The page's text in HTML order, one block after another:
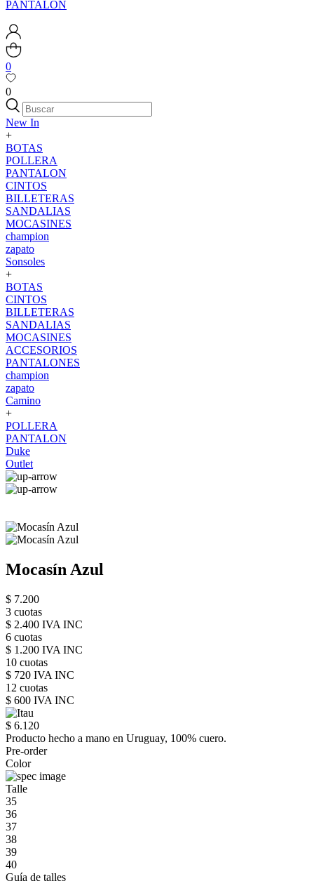
PANTALON
0
0
New In
+
BOTAS
POLLERA
PANTALON
CINTOS
BILLETERAS
SANDALIAS
MOCASINES
champion
zapato
Sonsoles
+
BOTAS
CINTOS
BILLETERAS
SANDALIAS
MOCASINES
ACCESORIOS
PANTALONES
champion
zapato
Camino
+
POLLERA
PANTALON
Duke
Outlet
Mocasín Azul
$ 7.200
3 cuotas
$ 2.400 IVA INC
6 cuotas
$ 1.200 IVA INC
10 cuotas
$ 720 IVA INC
12 cuotas
$ 600 IVA INC
$ 6.120
Producto hecho a mano en Uruguay, 100% cuero.
Pre-order
Color
Talle
35
36
37
38
39
40
Guía de talles